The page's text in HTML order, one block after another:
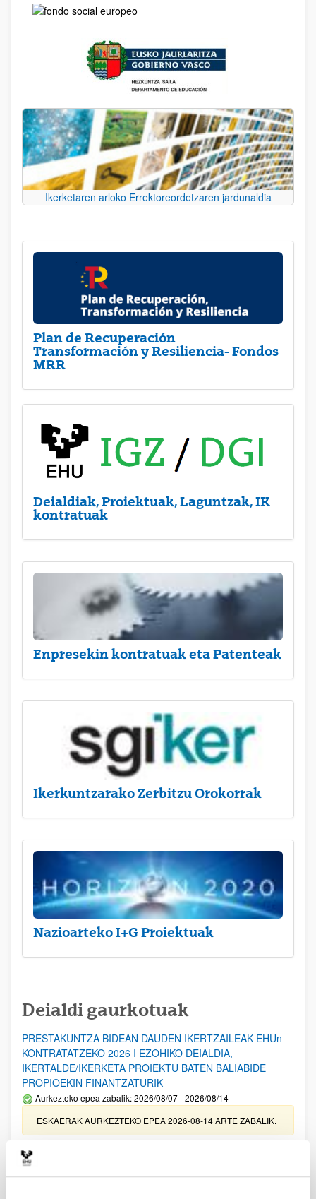
Ikerketaren arloko Errektoreordetzaren jardunaldia
Plan de Recuperación
Transformación y Resiliencia- Fondos
MRR
Deialdiak, Proiektuak, Laguntzak, IK
kontratuak
Enpresekin kontratuak eta Patenteak
Ikerkuntzarako Zerbitzu Orokorrak
Nazioarteko I+G Proiektuak
Deialdi gaurkotuak
PRESTAKUNTZA BIDEAN DAUDEN IKERTZAILEAK EHUn
KONTRATATZEKO 2026 I EZOHIKO DEIALDIA,
IKERTALDE/IKERKETA PROIEKTU BATEN BALIABIDE
PROPIOEKIN FINANTZATURIK
Aurkezteko epea zabalik: 2026/08/07 - 2026/08/14
ESKAERAK AURKEZTEKO EPEA 2026-08-14 ARTE ZABALIK.
UPV/EHUn Azpiegitura Zientifikoa eta Funts Bibliografikoak
erosi eta berritzeko laguntzak 2026